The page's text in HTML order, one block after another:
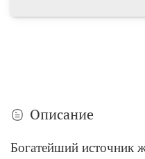
Описание
Богатейший источник